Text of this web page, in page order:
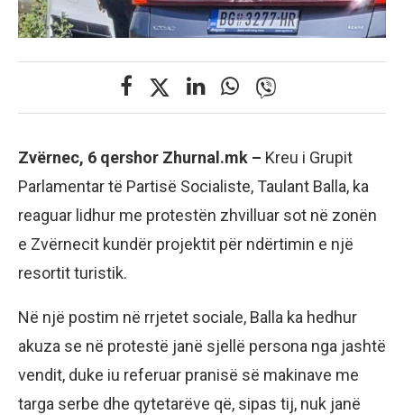
Zvërnec, 6 qershor Zhurnal.mk – Kreu i Grupit
Parlamentar të Partisë Socialiste, Taulant Balla, ka
reaguar lidhur me protestën zhvilluar sot në zonën
e Zvërnecit kundër projektit për ndërtimin e një
resortit turistik.
Në një postim në rrjetet sociale, Balla ka hedhur
akuza se në protestë janë sjellë persona nga jashtë
vendit, duke iu referuar pranisë së makinave me
targa serbe dhe qytetarëve që, sipas tij, nuk janë